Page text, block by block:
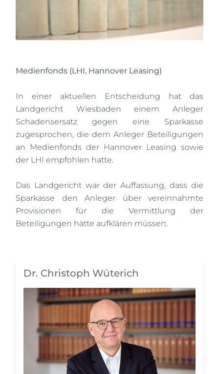
Medienfonds (LHI, Hannover Leasing)
In einer aktuellen Entscheidung hat das
Landgericht Wiesbaden einem Anleger
Schadensersatz gegen eine Sparkasse
zugesprochen, die dem Anleger Beteiligungen
an Medienfonds der Hannover Leasing sowie
der LHI empfohlen hatte.
Das Landgericht war der Auffassung, dass die
Sparkasse den Anleger über vereinnahmte
Provisionen für die Vermittlung der
Beteiligungen hätte aufklären müssen.
Dr. Christoph Wüterich